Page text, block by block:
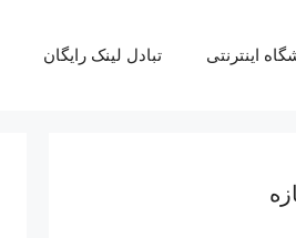
اینترنتی تبادل لینک رایگان